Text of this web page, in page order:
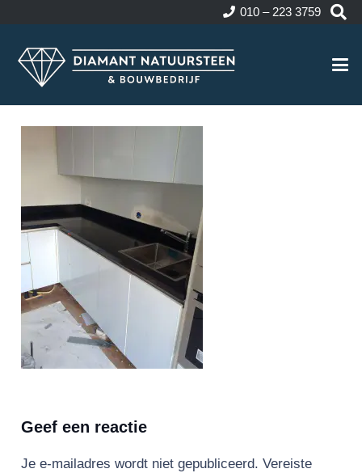
010 – 223 3759
Geef een reactie
Je e-mailadres wordt niet gepubliceerd. Vereiste